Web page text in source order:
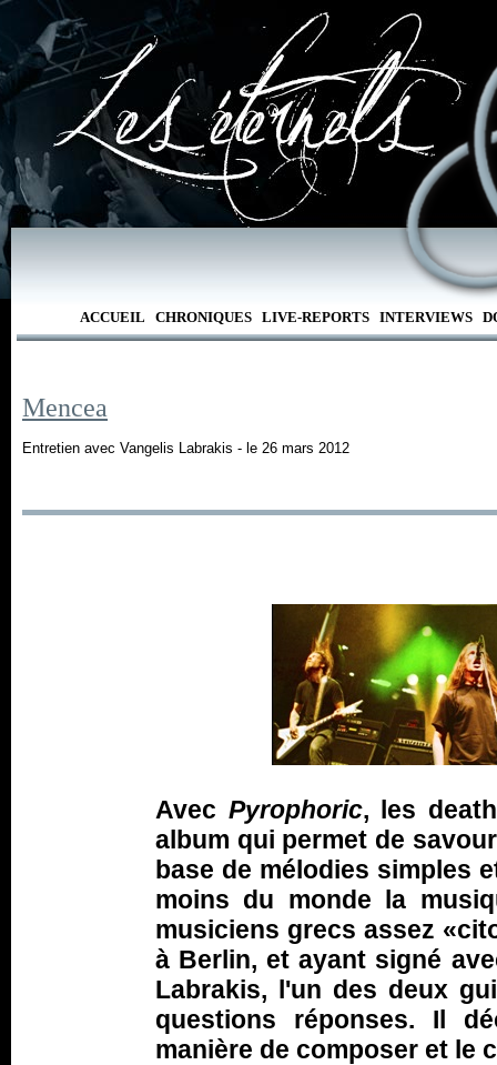
ACCUEIL CHRONIQUES LIVE-REPORTS INTERVIEWS
Mencea
Entretien avec Vangelis Labrakis - le 26 mars 2012
Avec Pyrophoric, les
album qui permet de
base de mélodies simples
moins du monde la
musiciens grecs assez
à Berlin, et ayant signé
Labrakis, l'un des deux
questions réponses. Il
manière de composer et le